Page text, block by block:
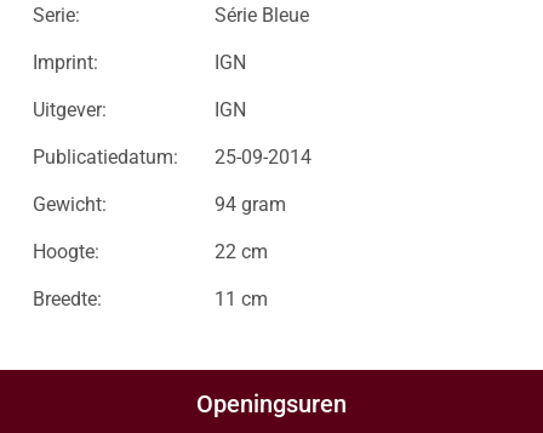
Serie: Série Bleue
Imprint: IGN
Uitgever: IGN
Publicatiedatum: 25-09-2014
Gewicht: 94 gram
Hoogte: 22 cm
Breedte: 11 cm
Openingsuren